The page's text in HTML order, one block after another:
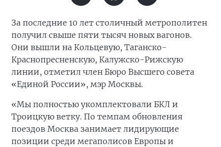
За последние 10 лет столичный метрополитен
получил свыше пяти тысяч новых вагонов.
Они вышли на Кольцевую, Таганско-
Краснопресненскую, Калужско-Рижскую
линии, отметил член Бюро Высшего совета
«Единой России», мэр Москвы.
«Мы полностью укомплектовали БКЛ и
Троицкую ветку. По темпам обновления
поездов Москва занимает лидирующие
позиции среди мегаполисов Европы и